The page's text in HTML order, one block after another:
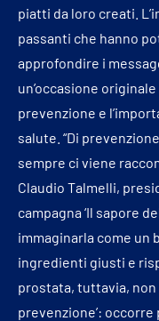
piatti da loro creati.
passanti che hanno
approfondire i
un’occasione
prevenzione e
salute. “Di
sempre ci viene
Claudio Talmelli,
campagna ‘Il sapore
immaginarla come un
ingredienti giusti e
prostata, tuttavia, non
prevenzione’: